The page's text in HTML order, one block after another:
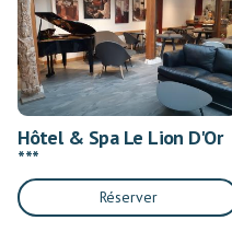
Hôtel & Spa Le Lion D'Or
***
Réserver